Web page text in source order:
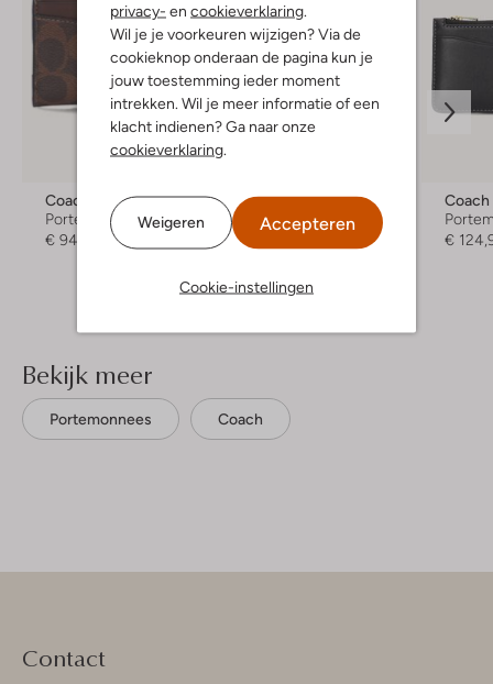
privacy- en cookieverklaring
Wil je je voorkeuren wijzigen? Via de
cookieknop onderaan de pagina kun je
jouw toestemming ieder moment
intrekken. Wil je meer informatie of een
klacht indienen? Ga naar onze
cookieverklaring
Weigeren Accepteren
Cookie-instellingen
Coach
Portemonnee
€ 94,99
Coach
Portemonnee
€ 134,99
Coach
€
Bekijk meer
Portemonnees Coach
Contact